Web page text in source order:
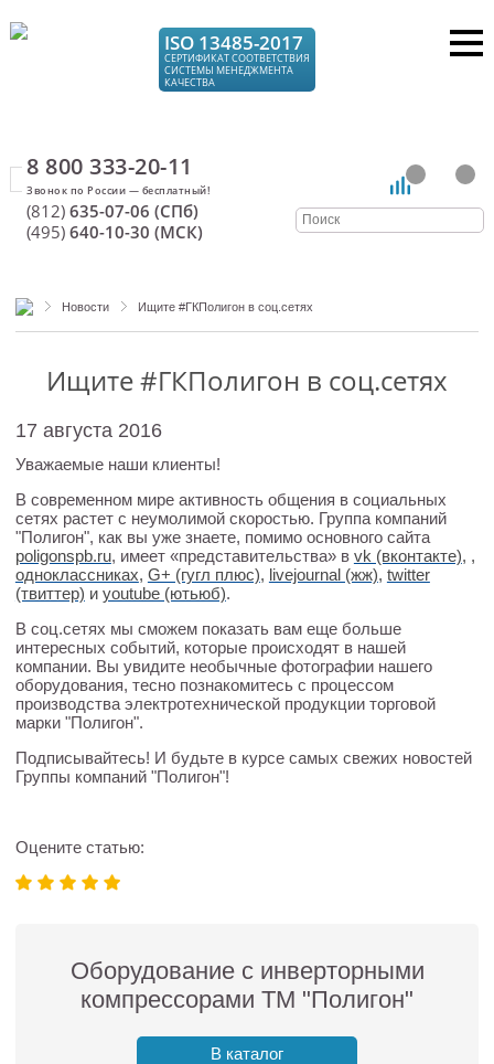
ISO 13485-2017
СЕРТИФИКАТ СООТВЕТСТВИЯ
СИСТЕМЫ МЕНЕДЖМЕНТА
КАЧЕСТВА
8 800 333-20-11
(812) 635-07-06 (СПб)
(495) 640-10-30 (МСК)
Новости Ищите #ГКПолигон в соц.сетях
Ищите #ГКПолигон в соц.сетях
17 августа 2016
Уважаемые наши клиенты!
В современном мире активность общения в социальных
сетях растет с неумолимой скоростью. Группа компаний
"Полигон", как вы уже знаете, помимо основного сайта
poligonspb.ru, имеет «представительства» в vk (вконтакте), ,
одноклассниках, G+ (гугл плюс), livejournal (жж), twitter
(твиттер) и youtube (ютьюб).
В соц.сетях мы сможем показать вам еще больше
интересных событий, которые происходят в нашей
компании. Вы увидите необычные фотографии нашего
оборудования, тесно познакомитесь с процессом
производства электротехнической продукции торговой
марки "Полигон".
Подписывайтесь! И будьте в курсе самых свежих новостей
Группы компаний "Полигон"!
Оцените статью:
Оборудование с инверторными
компрессорами ТМ "Полигон"
В каталог